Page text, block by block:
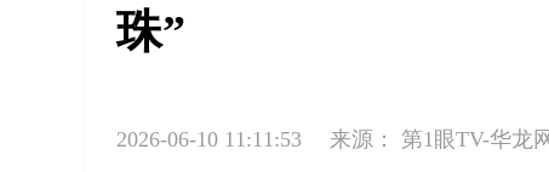
珠”
2026-06-10 11:11:53 来源： 第1眼TV-华龙网